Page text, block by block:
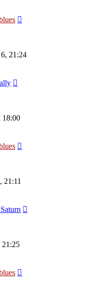
21:24
18:00
21:11
21:25